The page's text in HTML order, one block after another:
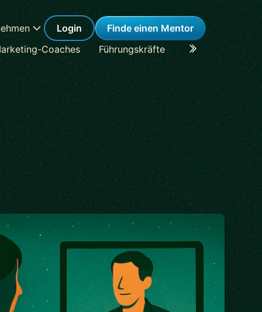
Login
Finde einen Mentor
Coaches
Führungskräfte Karriere-Coaches